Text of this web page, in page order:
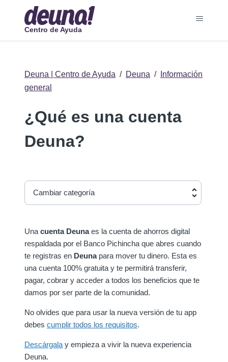
Centro de Ayuda
Deuna | Centro de Ayuda Deuna
Información
general
¿Qué es una cuenta
Deuna?
Cambiar categoría
Unacuenta Deunaes la cuenta de ahorros digital
respaldada por el Banco Pichincha que abres cuando
te registras en Deunapara mover tu dinero. Esta es
una cuenta 100% gratuita y te permitirá transferir,
pagar, cobrar y acceder a todos los beneficios que te
damos por ser parte de la comunidad.
No olvides que para usar la nueva versión de tu app
debes cumplir todos los requisitos.
Descárgalay empieza a vivir la nueva experiencia
Deuna.